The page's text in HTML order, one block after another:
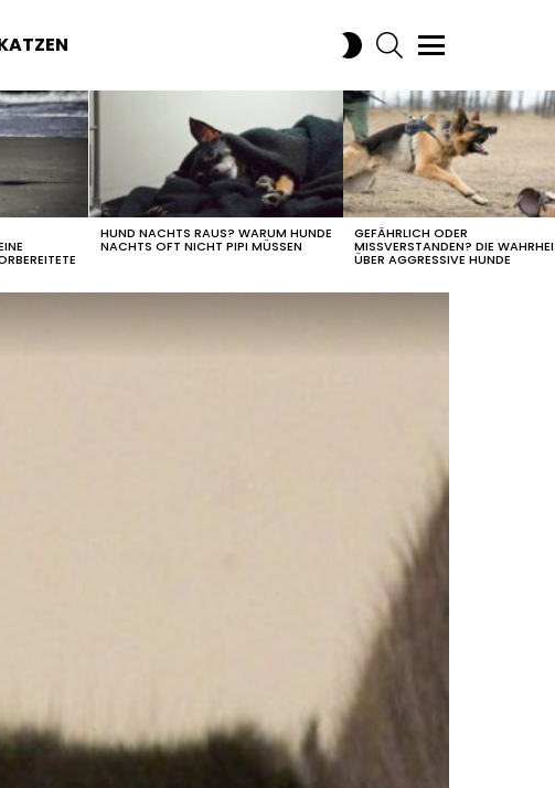
SWITCH
SKIN
SEARCH
HUND NACHTS RAUS? WARUM HUNDE
NACHTS OFT NICHT PIPI MÜSSEN
GEFÄHRLICH ODER
MISSVERSTANDEN? DIE
ÜBER AGGRESSIVE HUNDE